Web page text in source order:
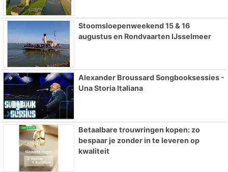
Stoomsloepenweekend 15 & 16
augustus en Rondvaarten IJsselmeer
Alexander Broussard Songbooksessies -
Una Storia Italiana
Betaalbare trouwringen kopen: zo
bespaar je zonder in te leveren op
kwaliteit